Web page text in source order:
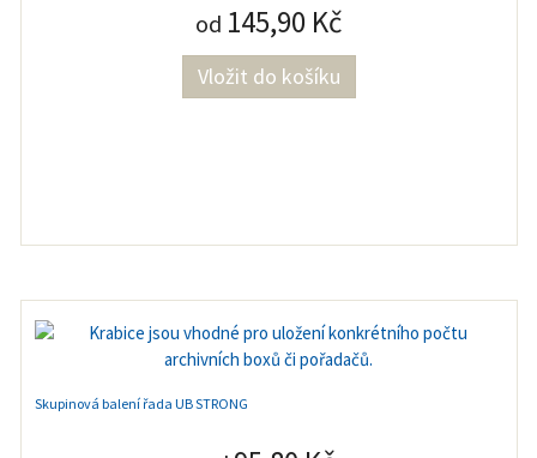
od 145,90 Kč
Skupinová balení řada UB STRONG